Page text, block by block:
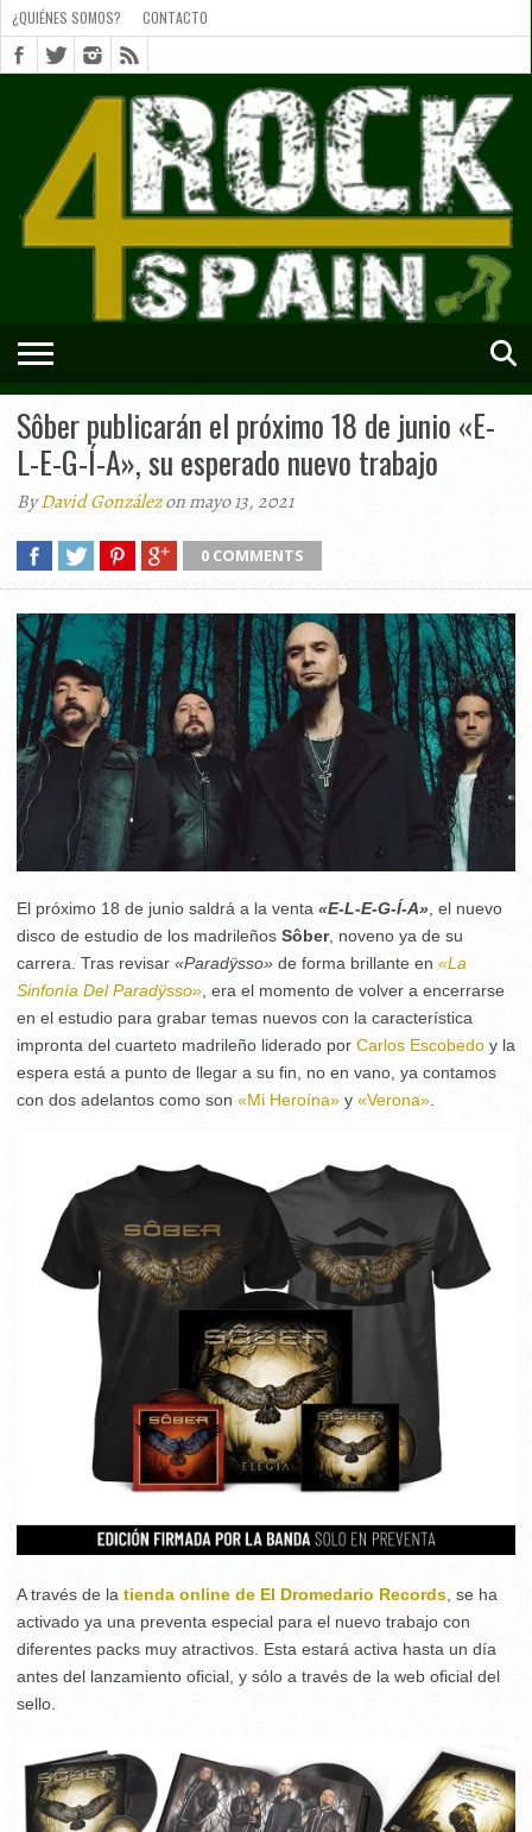
SOMOS?
CONTACTO
SHORTS
¿QUIÉNES SOMOS? CONTACTO
Sôber publicarán el próximo 18 de junio «E-
L-E-G-Í-A», su esperado nuevo trabajo
ByDavid Gonzálezon mayo 13, 2021
0 COMMENTS
El próximo 18 de junio saldrá a la venta «E-L-E-G-Í-A» , el nuevo
disco de estudio de los madrileños Sôber, noveno ya de su
carrera. Tras revisar «Paradÿsso» de forma brillante en «La
Sinfonía Del Paradÿsso» , era el momento de volver a encerrarse
en el estudio para grabar temas nuevos con la característica
impronta del cuarteto madrileño liderado por Carlos Escobedo y la
espera está a punto de llegar a su fin, no en vano, ya contamos
con dos adelantos como son «Mi Heroína» y «Verona»
A través de la tienda online de El Dromedario Records, se ha
activado ya una preventa especial para el nuevo trabajo con
diferentes packs muy atractivos. Esta estará activa hasta un día
antes del lanzamiento oficial, y sólo a través de la web oficial del
sello.